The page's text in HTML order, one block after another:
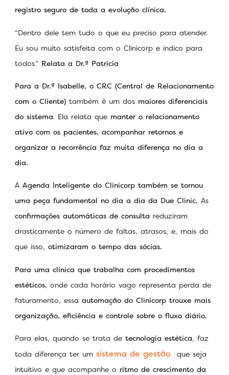
registro seguro de toda a evolução clínica.
“Dentro dele tem tudo o que eu preciso para atender.
Eu sou muito satisfeita com o Clinicorp e indico para
todos.” Relata a Dr.ª Patricia
Para a Dr.ª Isabelle, o CRC (Central de Relacionamento
com o Cliente) também é um dos maiores diferenciais
do sistema. Ela relata que manter o relacionamento
ativo com os pacientes, acompanhar retornos e
organizar a recorrência faz muita diferença no dia a
dia.
A Agenda Inteligente do Clinicorp também se tornou
uma peça fundamental no dia a dia da Due Clinic. As
confirmações automáticas de consulta reduziram
drasticamente o número de faltas, atrasos, e, mais do
que isso, otimizaram o tempo das sócias.
Para uma clínica que trabalha com procedimentos
estéticos, onde cada horário vago representa perda de
faturamento, essa automação do Clinicorp trouxe mais
organização, eficiência e controle sobre o fluxo diário.
Para elas, quando se trata de tecnologia estética, faz
toda diferença ter um sistema de gestão
que seja
intuitivo e que acompanhe o ritmo de crescimento da